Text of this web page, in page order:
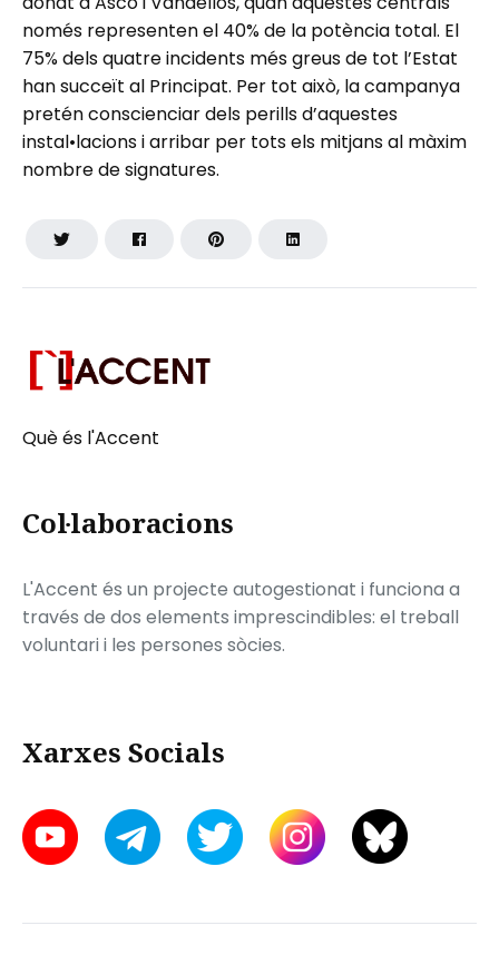
només representen el 40% de la potència total. El
75% dels quatre incidents més greus de tot l’Estat
han succeït al Principat. Per tot això, la campanya
pretén conscienciar dels perills d’aquestes
instal•lacions i arribar per tots els mitjans al màxim
nombre de signatures.
Què és l'Accent
Col·laboracions
L'Accent és un projecte autogestionat i funciona a
través de dos elements imprescindibles: el treball
voluntari i les persones sòcies.
Xarxes Socials